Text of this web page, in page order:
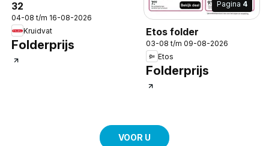
32
04-08 t/m 16-08-2026
Kruidvat
Folderprijs
Pagina 4
Etos folder
03-08 t/m 09-08-2026
Etos
Folderprijs
VOOR U